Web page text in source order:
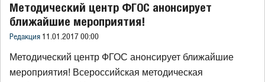
Методический центр ФГОС анонсирует
ближайшие мероприятия!
Редакция 11.01.2017 00:00
Методический центр ФГОС анонсирует ближайшие
мероприятия! Всероссийская методическая